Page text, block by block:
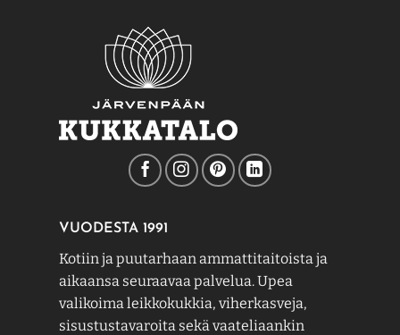
VUODESTA 1991
Kotiin ja puutarhaan ammattitaitoista ja
aikaansa seuraavaa palvelua. Upea
valikoima leikkokukkia, viherkasveja,
sisustustavaroita sekä vaateliaankin